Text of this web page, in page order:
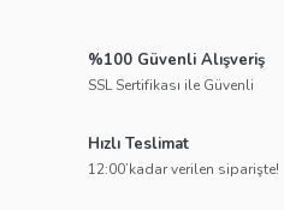
%100 Güvenli Alışveriş
SSL Sertifikası ile Güvenli
Hızlı Teslimat
12:00’kadar verilen siparişte!